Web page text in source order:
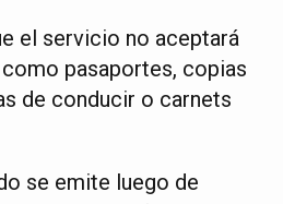
el servicio no aceptará
pasaportes, copias
de conducir o carnets
se emite luego de